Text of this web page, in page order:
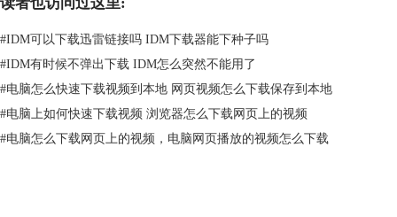
#IDM可以下载迅雷链接吗 IDM下载器能下种子吗
#IDM有时候不弹出下载 IDM怎么突然不能用了
#电脑怎么快速下载视频到本地 网页视频怎么下载保存到本地
#电脑上如何快速下载视频 浏览器怎么下载网页上的视频
#电脑怎么下载网页上的视频，电脑网页播放的视频怎么下载